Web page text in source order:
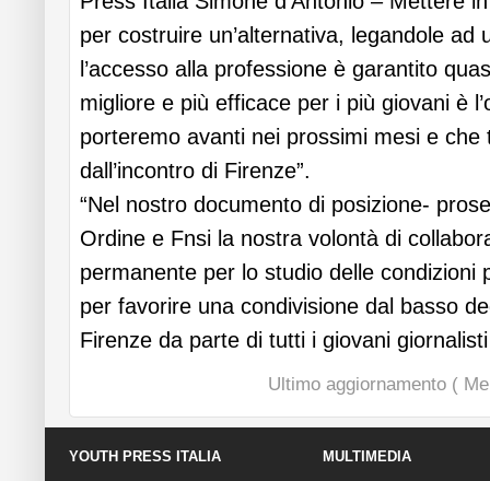
per costruire un’alternativa, legandole ad
l’accesso alla professione è garantito
migliore e più efficace per i più giovani è
porteremo avanti nei prossimi mesi e
dall’incontro di Firenze”.
“Nel nostro documento di posizione-
Ordine e Fnsi la nostra volontà di
permanente per lo studio delle condizioni
per favorire una condivisione dal basso
Firenze da parte di tutti i giovani giornalisti
Ultimo aggiornamento (
YOUTH PRESS ITALIA MULTIMEDIA